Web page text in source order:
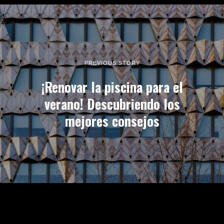
PREVIOUS STORY
¡Renovar la piscina para el
verano! Descubriendo los
mejores consejos